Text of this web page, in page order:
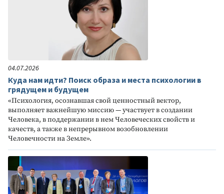
04.07.2026
Куда нам идти? Поиск образа и места психологии в
грядущем и будущем
«Психология, осознавшая свой ценностный вектор,
выполняет важнейшую миссию — участвует в создании
Человека, в поддержании в нем Человеческих свойств и
качеств, а также в непрерывном возобновлении
Человечности на Земле».